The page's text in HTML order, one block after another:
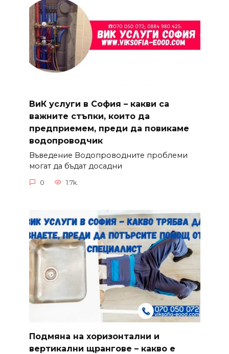
ВиК услуги в София – какви са
важните стъпки, които да
предприемем, преди да повикаме
водопроводчик
Въведение Водопроводните проблеми
могат да бъдат досадни
0 1.7k.
Подмяна на хоризонтални и
вертикални щрангове – какво е